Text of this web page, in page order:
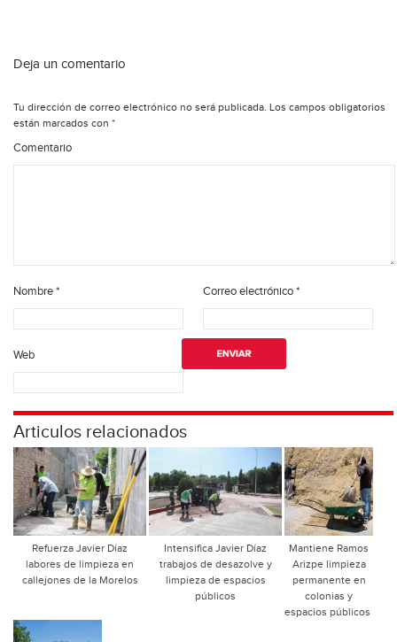
Deja un comentario
Tu dirección de correo electrónico no será publicada. Los campos obligatorios
están marcados con *
Comentario
Nombre* Correo electrónico*
Web
Articulos relacionados
Refuerza Javier Díaz
labores de limpieza en
callejones de la Morelos
Intensifica Javier Díaz
trabajos de desazolve y
limpieza de espacios
públicos
Mantiene Ramos
Arizpe limpieza
permanente en
colonias y
espacios públicos